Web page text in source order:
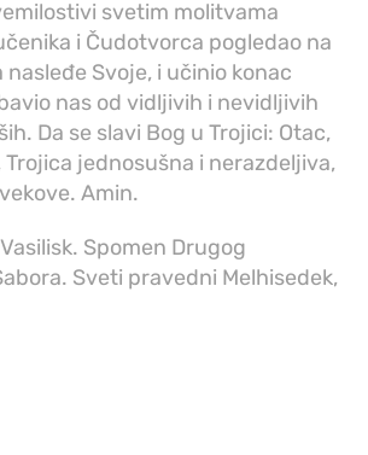
svetim molitvama
i Čudotvorca pogledao na
nasleđe Svoje, i učinio konac
nas od vidljivih i nevidljivih
Da se slavi Bog u Trojici: Otac,
Trojica jednosušna i nerazdeljiva,
Amin.
Spomen Drugog
Sveti pravedni Melhisedek,